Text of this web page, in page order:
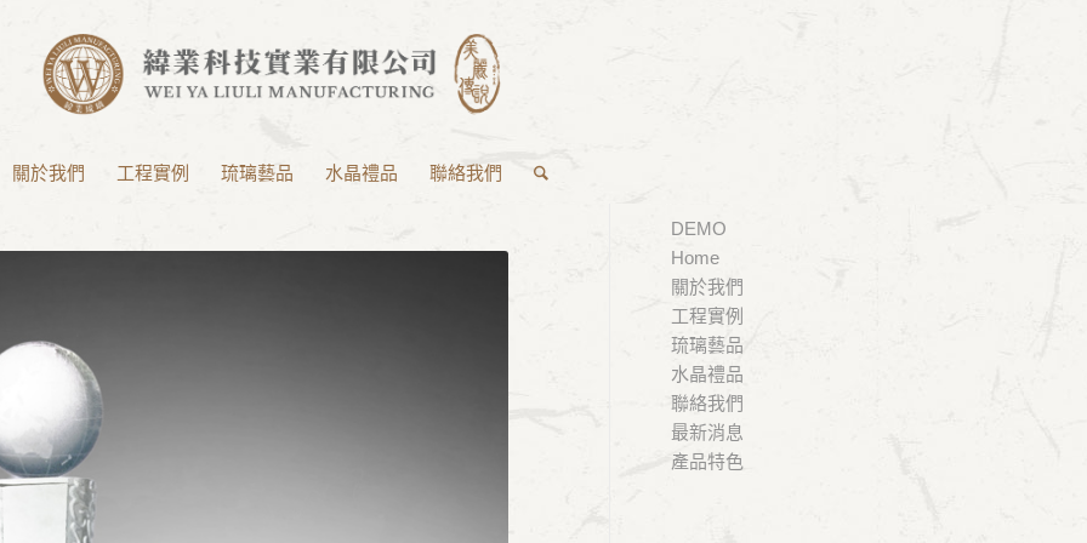
關於我們 工程實例 琉璃藝品 水晶禮品 聯絡我們
DEMO
Home
關於我們
工程實例
琉璃藝品
水晶禮品
聯絡我們
最新消息
產品特色